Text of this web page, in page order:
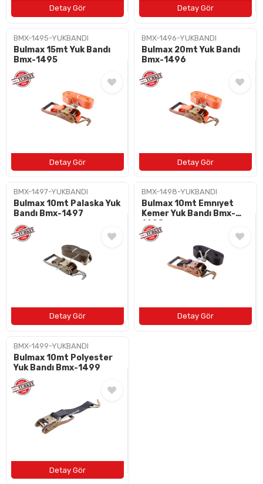
BMX-1495-YUKBANDI
Bulmax 15mt Yuk Bandı
Bmx-1495
BMX-1496-YUKBANDI
Bulmax 20mt Yuk Bandı
Bmx-1496
BMX-1497-YUKBANDI
Bulmax 10mt Palaska Yuk
Bandı Bmx-1497
BMX-1498-YUKBANDI
Bulmax 10mt Emnıyet
Kemer Yuk Bandı Bmx-
1498
BMX-1499-YUKBANDI
Bulmax 10mt Polyester
Yuk Bandı Bmx-1499